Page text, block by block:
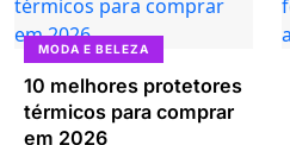
MODA E BELEZA
10 melhores protetores
térmicos para comprar
em 2026